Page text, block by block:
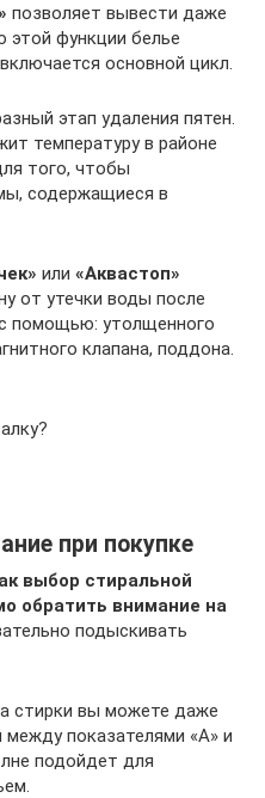
позволяет вывести даже
функции белье
основной цикл.
этап удаления пятен.
температуру в районе
того, чтобы
содержащиеся в
или «Аквастоп»
от утечки воды после
помощью: утолщенного
клапана, поддона.
при покупке
выбор стиральной
обратить внимание на
подыскивать
стирки вы можете даже
показателями «А» и
подойдет для